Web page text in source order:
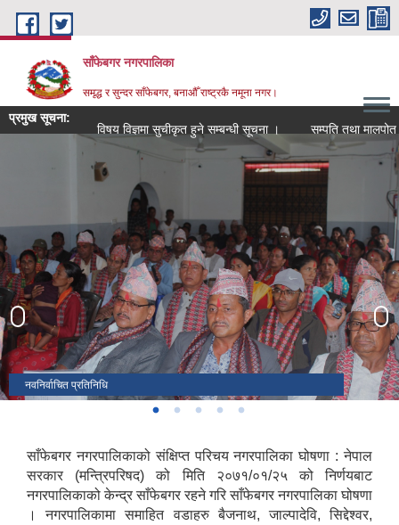
Skip to main content
साँफेबगर नगरपालिका
समृद्ध र सुन्दर साँफेबगर, बनाऔँ राष्ट्रकै नमूना नगर।
प्रमुख सूचना:
विषय विज्ञमा सुचीकृत हुने सम्बन्धी सूचना ।
सम्पति तथा मालपोत
नवनिर्वाचित प्रतिनिधि
सांस्कृतिक पहिचान
स्वागत तथा परिचयात्मक कार्यक्रम
वर्षे आलु पकेट क्षेत्र अनुगमन कार्यक्रम
साँफेबगर नगरपालिकाको संक्षिप्त परिचय नगरपालिका घोषणा : नेपाल
सरकार (मन्त्रिपरिषद) को मिति २०७१/०१/२५ को निर्णयबाट
नगरपालिकाको केन्द्र साँफेबगर रहने गरि साँफेबगर नगरपालिका घोषणा
। नगरपालिकामा समाहित वडाहरु बैजनाथ, जाल्पादेवि, सिद्देश्वर,